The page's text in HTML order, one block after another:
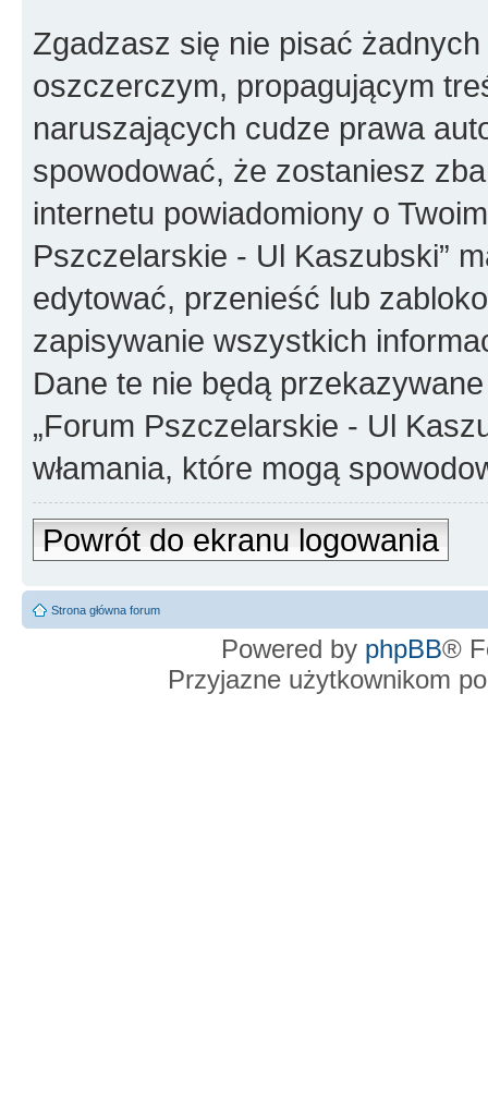
Zgadzasz się nie pisać
oszczerczym, propagującym
naruszających cudze prawa
spowodować, że zostaniesz
internetu powiadomiony o
Pszczelarskie - Ul Kaszubski”
edytować, przenieść lub
zapisywanie wszystkich
Dane te nie będą
„Forum Pszczelarskie - Ul
włamania, które mogą
Powrót do ekranu logowania
Strona główna forum
Powered by phpBB®
Przyjazne użytkownikom